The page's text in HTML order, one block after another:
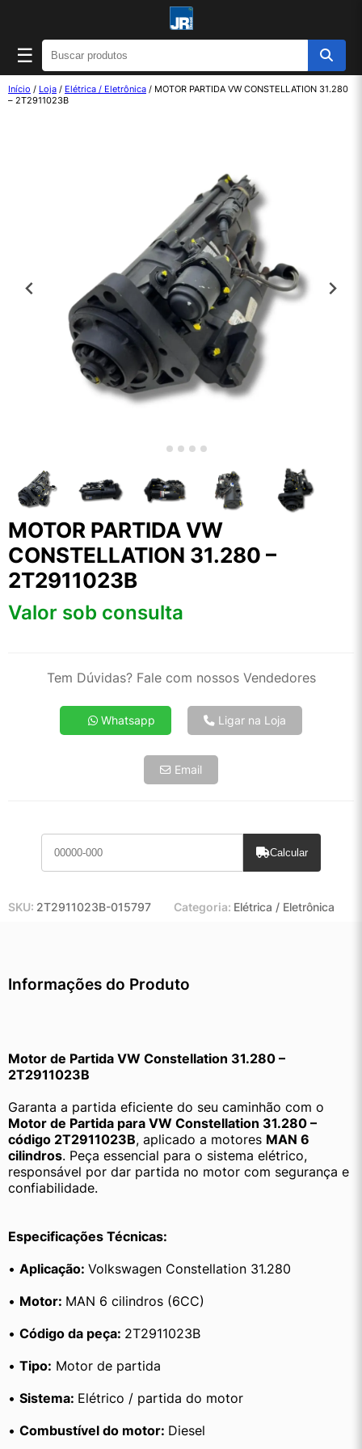
☰
Início / Loja / Elétrica / Eletrônica / MOTOR PARTIDA VW CONSTELLATION 31.280
– 2T2911023B
MOTOR PARTIDA VW
CONSTELLATION 31.280 –
2T2911023B
Valor sob consulta
Tem Dúvidas? Fale com nossos Vendedores
Whatsapp Ligar na Loja
Email
Calcular
SKU: 2T2911023B-015797 Categoria: Elétrica / Eletrônica
Informações do Produto
Motor de Partida VW Constellation 31.280 –
2T2911023B
Motor de Partida para VW Constellation 31.280 –
código 2T2911023B, aplicado a motores MAN 6
cilindros. Peça essencial para o sistema elétrico,
responsável por dar partida no motor com segurança e
confiabilidade.
Especificações Técnicas:
• Aplicação: Volkswagen Constellation 31.280
• Motor: MAN 6 cilindros (6CC)
• Código da peça: 2T2911023B
• Tipo: Motor de partida
• Sistema: Elétrico / partida do motor
• Combustível do motor: Diesel